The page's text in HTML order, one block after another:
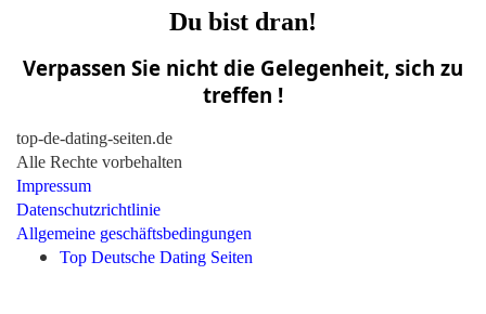
Du bist dran!
Verpassen Sie nicht die Gelegenheit, sich zu
treffen !
top-de-dating-seiten.de
Alle Rechte vorbehalten
Impressum
Datenschutzrichtlinie
Allgemeine geschäftsbedingungen
Top Deutsche Dating Seiten